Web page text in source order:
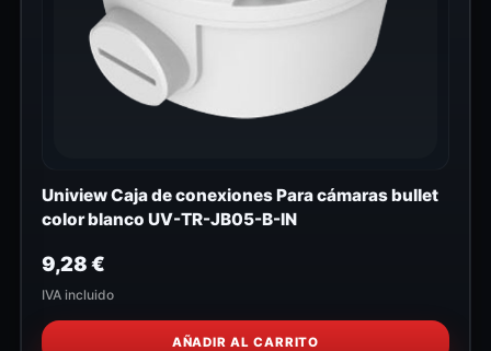
Uniview Caja de conexiones Para cámaras bullet
color blanco UV-TR-JB05-B-IN
9,28€
IVA incluido
AÑADIR AL CARRITO